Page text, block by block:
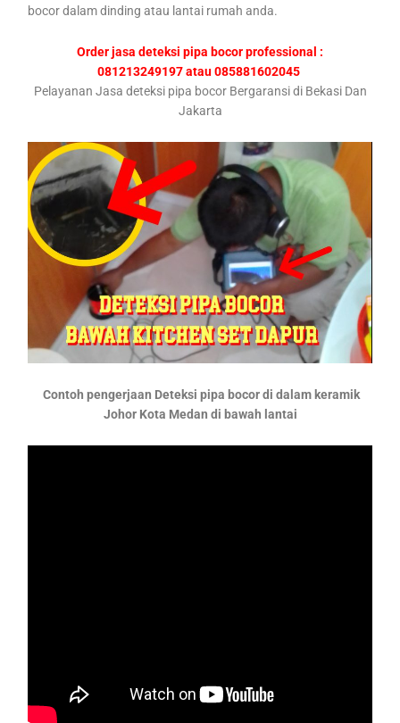
bocor dalam dinding atau lantai rumah anda.
Order jasa deteksi pipa bocor professional :
081213249197 atau 085881602045
Pelayanan Jasa deteksi pipa bocor Bergaransi di Bekasi Dan
Jakarta
Contoh pengerjaan Deteksi pipa bocor di dalam keramik
Johor Kota Medan di bawah lantai